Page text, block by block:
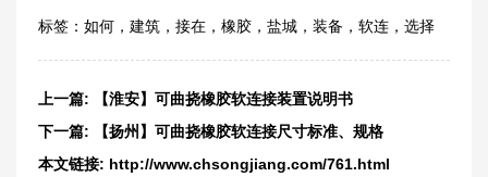
标签： 如何 ， 建筑 ， 接在 ， 橡胶 ， 盐城 ， 装备 ， 软连 ， 选择
上一篇:
【淮安】可曲挠橡胶软连接装置说明书
下一篇:
【扬州】可曲挠橡胶软连接尺寸标准、规格
本文链接: http://www.chsongjiang.com/761.html